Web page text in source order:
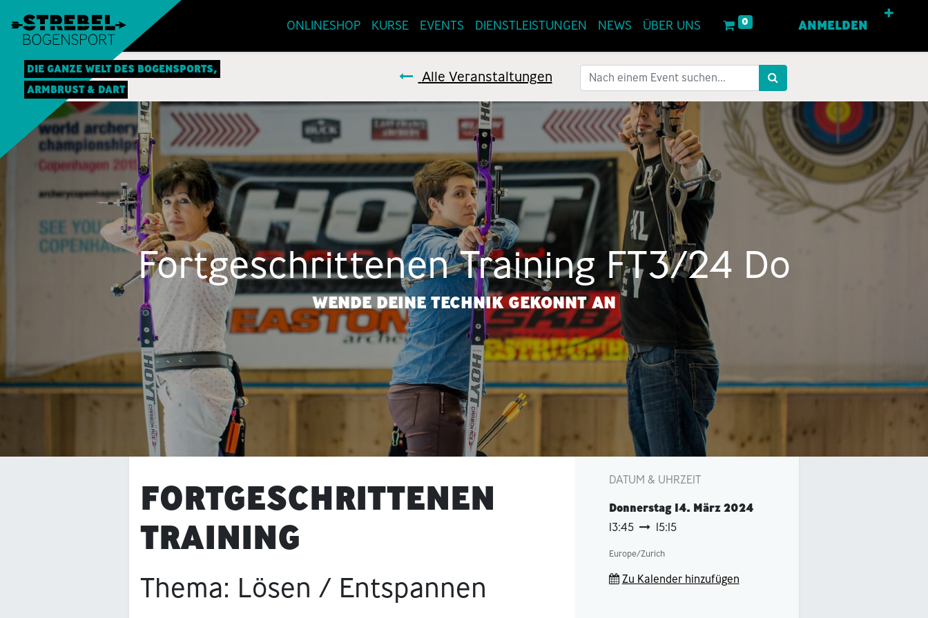
DIE GANZE WELT DES BOGENSPORTS,
ARMBRUST & DART
ONLINESHOP KURSE EVENTS DIENSTLEISTUNGEN NEWS ÜBER UNS 0 ANMELDEN
Alle Veranstaltungen
Fortgeschrittenen Training FT3/24 Do
WENDE DEINE TECHNIK GEKONNT AN
FORTGESCHRITTENEN
TRAINING
Thema: Lösen / Entspannen
DATUM & UHRZEIT
Donnerstag 14. März 2024
13:45
15:15
Europe/Zurich
Zu Kalender hinzufügen